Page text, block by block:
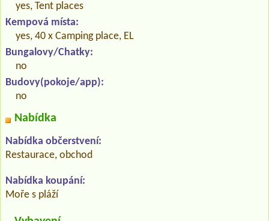
yes, Tent places
Kempová místa:
yes, 40 x Camping place, EL
Bungalovy/Chatky:
no
Budovy(pokoje/app):
no
Nabídka
Nabídka občerstvení:
Restaurace, obchod
Nabídka koupání:
Moře s pláží